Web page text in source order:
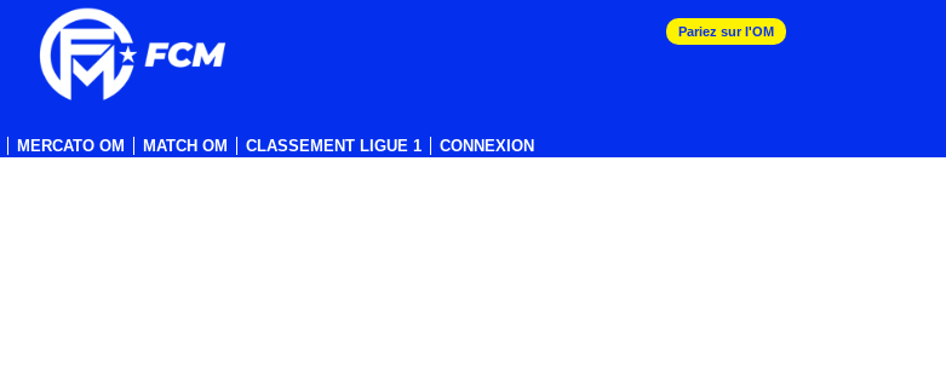
MERCATO OM MATCH OM CLASSEMENT LIGUE 1 CONNEXION
Pariez sur l'OM